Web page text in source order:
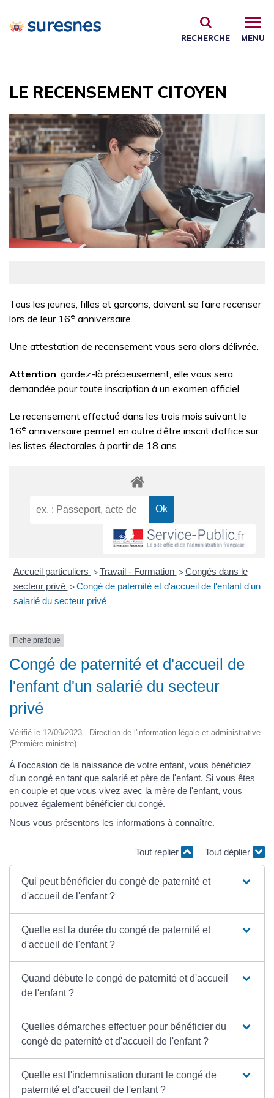
MENU
RECHERCHE
LE RECENSEMENT CITOYEN
Tous les jeunes, filles et garçons, doivent se faire recenser
lors de leur 16e anniversaire.
Une attestation de recensement vous sera alors délivrée.
Attention, gardez-là précieusement, elle vous sera
demandée pour toute inscription à un examen officiel.
Le recensement effectué dans les trois mois suivant le
16e anniversaire permet en outre d’être inscrit d’office sur
les listes électorales à partir de 18 ans.
Accueil particuliers > Travail - Formation > Congés dans le
secteur privé > Congé de paternité et d'accueil de l'enfant d'un
salarié du secteur privé
Fiche pratique
Congé de paternité et d'accueil de
l'enfant d'un salarié du secteur
privé
Vérifié le 12/09/2023 - Direction de l'information légale et administrative
(Première ministre)
À l'occasion de la naissance de votre enfant, vous bénéficiez
d'un congé en tant que salarié et père de l'enfant. Si vous êtes
en couple et que vous vivez avec la mère de l'enfant, vous
pouvez également bénéficier du congé.
Nous vous présentons les informations à connaître.
Tout replier Tout déplier
Qui peut bénéficier du congé de paternité et
d'accueil de l'enfant ?
Quelle est la durée du congé de paternité et
d'accueil de l'enfant ?
Quand débute le congé de paternité et d'accueil
de l'enfant ?
Quelles démarches effectuer pour bénéficier du
congé de paternité et d'accueil de l'enfant ?
Quelle est l'indemnisation durant le congé de
paternité et d'accueil de l'enfant ?